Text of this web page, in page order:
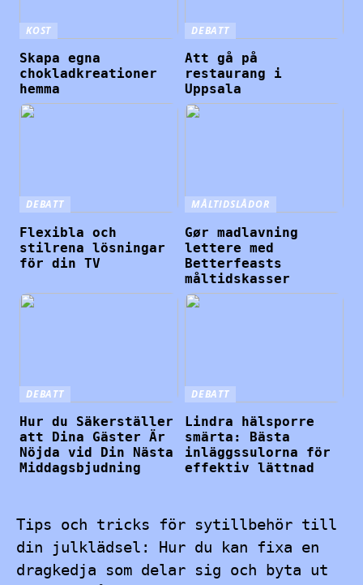
KOST
Skapa egna
chokladkreationer
hemma
DEBATT
Att gå på
restaurang i
Uppsala
DEBATT
Flexibla och
stilrena lösningar
för din TV
MÅLTIDSLÅDOR
Gør madlavning
lettere med
Betterfeasts
måltidskasser
DEBATT
Hur du Säkerställer
att Dina Gäster Är
Nöjda vid Din Nästa
Middagsbjudning
DEBATT
Lindra hälsporre
smärta: Bästa
inläggssulorna för
effektiv lättnad
Tips och tricks för sytillbehör till
din julklädsel: Hur du kan fixa en
dragkedja som delar sig och byta ut